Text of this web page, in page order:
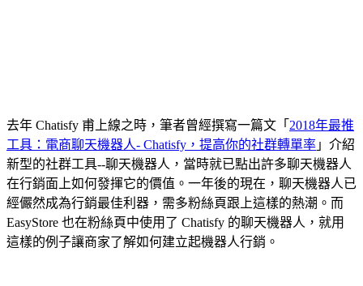
去年 Chatisfy 甫上線之時，筆者曾經撰寫一篇文「 2018年最推
工具：電商聊天機器人- Chatisfy，提高你的社群轉單率 」介紹
新型的社群工具--聊天機器人，當時就已點出許多聊天機器人
在行銷面上如何發揮它的價值。一年後的現在，聊天機器人已
經儼然成為行銷最佳利器，需多粉絲頁跟上這樣的熱潮。而
EasyStore 也在粉絲頁中使用了 Chatisfy 的聊天機器人，就用
這樣的例子讓商家了解如何建立起機器人行銷。